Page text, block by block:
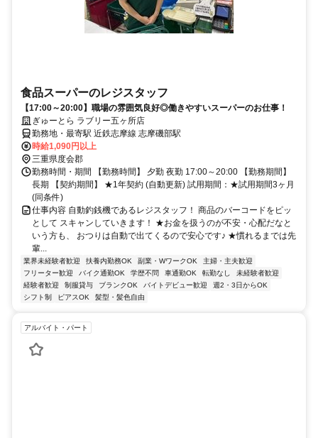
食品スーパーのレジスタッフ
【17:00～20:00】職場の雰囲気良好◎働きやすいスーパーのお仕事！
ぎゅーとら ラブリー五ヶ所店
勤務地・最寄駅 近鉄志摩線 志摩磯部駅
時給1,090円以上
三重県度会郡
勤務時間・期間 【勤務時間】 夕勤 夜勤 17:00～20:00 【勤務期間】
長期 【契約期間】 ★1年契約 (自動更新) 試用期間：★試用期間3ヶ月
(同条件)
仕事内容 自動釣銭機であるレジスタッフ！ 商品のバーコードをピッ
として スキャンしていきます！ ★お金を扱うのが不安・心配だなと
いう方も、 おつりは自動で出てくるので安心です♪ ★慣れるまでは先
輩...
業界未経験者歓迎 扶養内勤務OK 副業・WワークOK
主婦・主夫歓迎
フリーター歓迎
バイク通勤OK 学歴不問 車通勤OK 転勤なし
未経験者歓迎
経験者歓迎
制服貸与 ブランクOK バイトデビュー歓迎
週2・3日からOK
シフト制
ピアスOK 髪型・髪色自由
アルバイト・パート